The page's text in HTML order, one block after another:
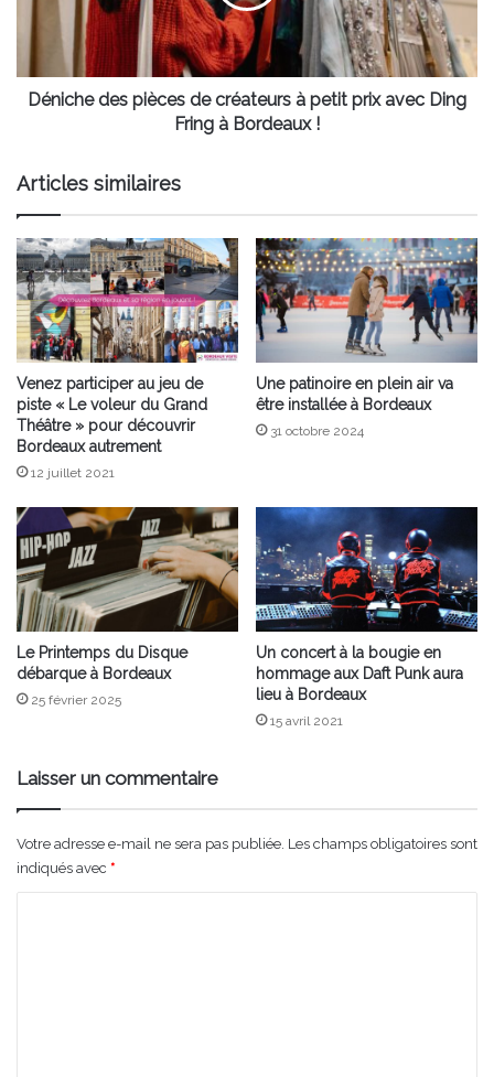
avec
Ding
!
Déniche des pièces de créateurs à petit prix avec Ding
Fring à Bordeaux !
Articles similaires
Venez participer au jeu de
piste « Le voleur du Grand
Théâtre » pour découvrir
Bordeaux autrement
12 juillet 2021
Une patinoire en plein air va
être installée à Bordeaux
31 octobre 2024
Le Printemps du Disque
débarque à Bordeaux
25 février 2025
Un concert à la bougie en
hommage aux Daft Punk aura
lieu à Bordeaux
15 avril 2021
Laisser un commentaire
Votre adresse e-mail ne sera pas publiée. Les champs obligatoires sont
indiqués avec *